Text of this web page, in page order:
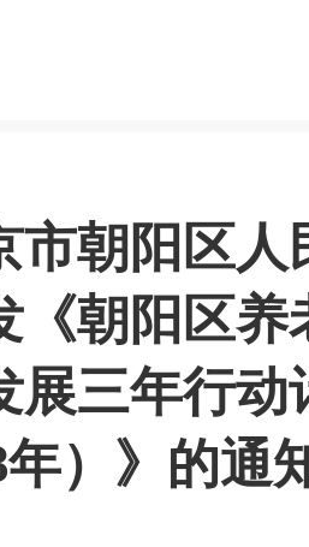
市朝阳区
《朝阳区养
展三年行动
年）》的通